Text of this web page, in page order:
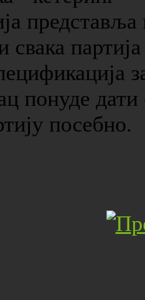
свака
понуде
посебно.